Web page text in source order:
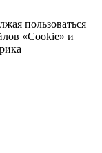
пользоваться
«Cookie» и